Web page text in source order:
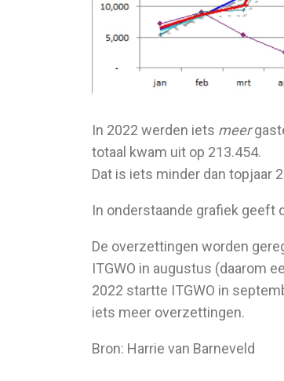
In 2022 werden iets meer
totaal kwam uit op 213.454.
Dat is iets minder dan topjaar
In onderstaande grafiek geeft
De overzettingen worden
ITGWO in augustus (daarom
2022 startte ITGWO in
iets meer overzettingen.
Bron: Harrie van Barneveld